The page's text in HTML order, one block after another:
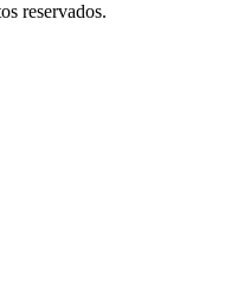
reservados.